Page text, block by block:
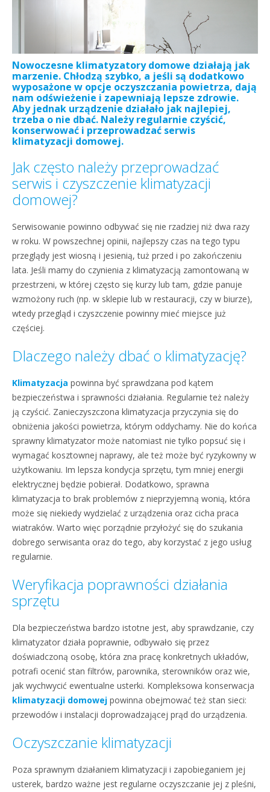
Nowoczesne klimatyzatory domowe działają jak
marzenie. Chłodzą szybko, a jeśli są dodatkowo
wyposażone w opcje oczyszczania powietrza, dają
nam odświeżenie i zapewniają lepsze zdrowie.
Aby jednak urządzenie działało jak najlepiej,
trzeba o nie dbać. Należy regularnie czyścić,
konserwować i przeprowadzać serwis
klimatyzacji domowej.
Jak często należy przeprowadzać
serwis i czyszczenie klimatyzacji
domowej?
Serwisowanie powinno odbywać się nie rzadziej niż dwa razy
w roku. W powszechnej opinii, najlepszy czas na tego typu
przeglądy jest wiosną i jesienią, tuż przed i po zakończeniu
lata. Jeśli mamy do czynienia z klimatyzacją zamontowaną w
przestrzeni, w której często się kurzy lub tam, gdzie panuje
wzmożony ruch (np. w sklepie lub w restauracji, czy w biurze),
wtedy przegląd i czyszczenie powinny mieć miejsce już
częściej.
Dlaczego należy dbać o klimatyzację?
Klimatyzacja powinna być sprawdzana pod kątem
bezpieczeństwa i sprawności działania. Regularnie też należy
ją czyścić. Zanieczyszczona klimatyzacja przyczynia się do
obniżenia jakości powietrza, którym oddychamy. Nie do końca
sprawny klimatyzator może natomiast nie tylko popsuć się i
wymagać kosztownej naprawy, ale też może być ryzykowny w
użytkowaniu. Im lepsza kondycja sprzętu, tym mniej energii
elektrycznej będzie pobierał. Dodatkowo, sprawna
klimatyzacja to brak problemów z nieprzyjemną wonią, która
może się niekiedy wydzielać z urządzenia oraz cicha praca
wiatraków. Warto więc porządnie przyłożyć się do szukania
dobrego serwisanta oraz do tego, aby korzystać z jego usług
regularnie.
Weryfikacja poprawności działania
sprzętu
Dla bezpieczeństwa bardzo istotne jest, aby sprawdzanie, czy
klimatyzator działa poprawnie, odbywało się przez
doświadczoną osobę, która zna pracę konkretnych układów,
potrafi ocenić stan filtrów, parownika, sterowników oraz wie,
jak wychwycić ewentualne usterki. Kompleksowa konserwacja
klimatyzacji domowej powinna obejmować też stan sieci:
przewodów i instalacji doprowadzającej prąd do urządzenia.
Oczyszczanie klimatyzacji
Poza sprawnym działaniem klimatyzacji i zapobieganiem jej
usterek, bardzo ważne jest regularne oczyszczanie jej z pleśni,